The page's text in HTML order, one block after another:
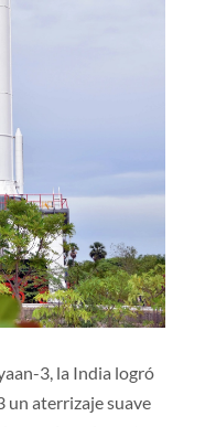
3, la India logró
un aterrizaje suave